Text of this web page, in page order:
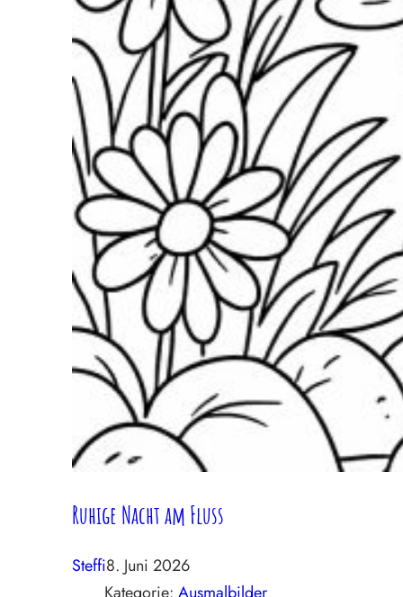
Ruhige Nacht am Fluss
Steffi8. Juni 2026
Kategorie: Ausmalbilder